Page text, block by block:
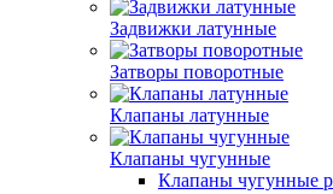
Задвижки латунные
Затворы поворотные
Клапаны латунные
Клапаны чугунные
Клапаны чугунные